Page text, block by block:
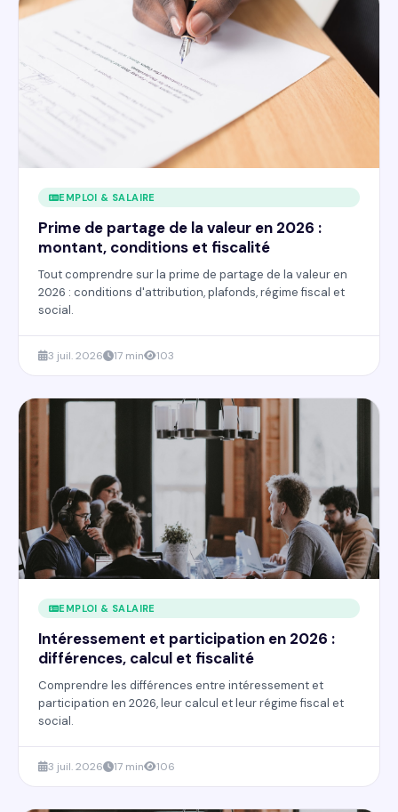
EMPLOI & SALAIRE
Prime de partage de la valeur en 2026 :
montant, conditions et fiscalité
Tout comprendre sur la prime de partage de la valeur en
2026 : conditions d'attribution, plafonds, régime fiscal et
social.
3 juil. 2026 17 min 103
EMPLOI & SALAIRE
Intéressement et participation en 2026 :
différences, calcul et fiscalité
Comprendre les différences entre intéressement et
participation en 2026, leur calcul et leur régime fiscal et
social.
3 juil. 2026 17 min 106